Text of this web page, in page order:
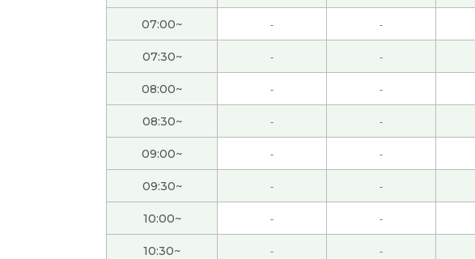
今天辛苦了～。祝你周末愉快！( 50代 男性 )
八月末我打算又跟中国朋友一起去长野县三天两夜的登山。下节课
辛苦了～，下节课见。
发音很容易理解，这太好了。
我非常喜欢上了“借钱见人心，还钱见人品”这句话。以后我也打算
老师，谢谢您帮我学习汉语。今年三月末我离职了。然后我还没
受到养老金。哈哈哈😅下次见~( 男性 )
07:00~ - -
07:30~ - -
08:00~ - -
08:30~ - -
09:00~ - -
09:30~ - -
10:00~ - -
10:30~ - -